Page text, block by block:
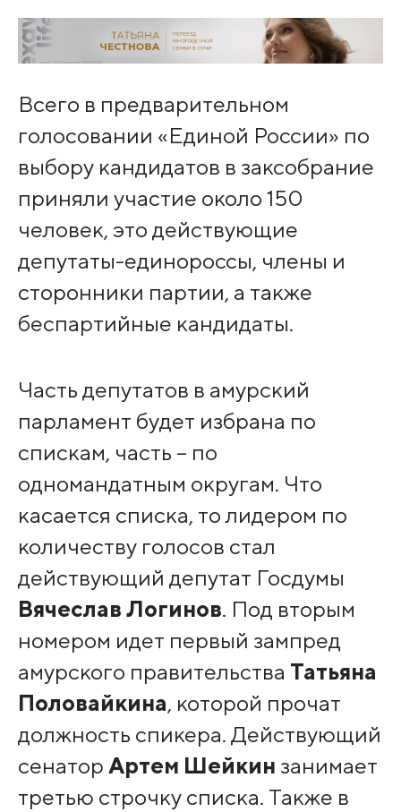
Всего в предварительном
голосовании «Единой России» по
выбору кандидатов в заксобрание
приняли участие около 150
человек, это действующие
депутаты-единороссы, члены и
сторонники партии, а также
беспартийные кандидаты.
Часть депутатов в амурский
парламент будет избрана по
спискам, часть – по
одномандатным округам. Что
касается списка, то лидером по
количеству голосов стал
действующий депутат Госдумы
Вячеслав Логинов. Под вторым
номером идет первый зампред
амурского правительства Татьяна
Половайкина, которой прочат
должность спикера. Действующий
сенатор Артем Шейкин занимает
третью строчку списка. Также в